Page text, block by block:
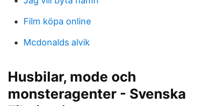
Film köpa online
Mcdonalds alvik
Husbilar, mode och
monsteragenter - Svenska